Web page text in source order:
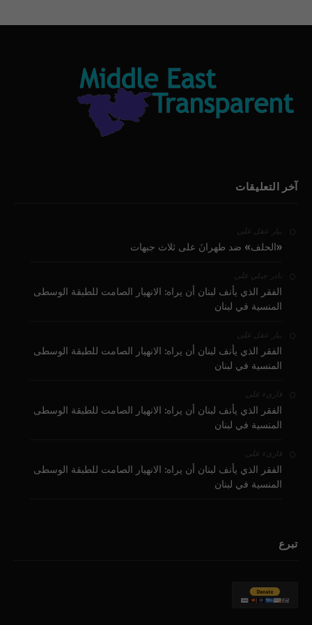
آخر التعليقات
بيار عقل على
«الحلف» ضد طهرانَ على ثلاث جبهات
نادر جبلي على
الفقر الذي يأنف لبنان أن يراه: الانهيار الصامت للطبقة الوسطى
المنسية في لبنان
بيار عقل على
الفقر الذي يأنف لبنان أن يراه: الانهيار الصامت للطبقة الوسطى
المنسية في لبنان
قارىء على
الفقر الذي يأنف لبنان أن يراه: الانهيار الصامت للطبقة الوسطى
المنسية في لبنان
قارىء على
الفقر الذي يأنف لبنان أن يراه: الانهيار الصامت للطبقة الوسطى
المنسية في لبنان
تبرع